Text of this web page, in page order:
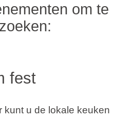
om te
fest
kunt u de lokale keuken